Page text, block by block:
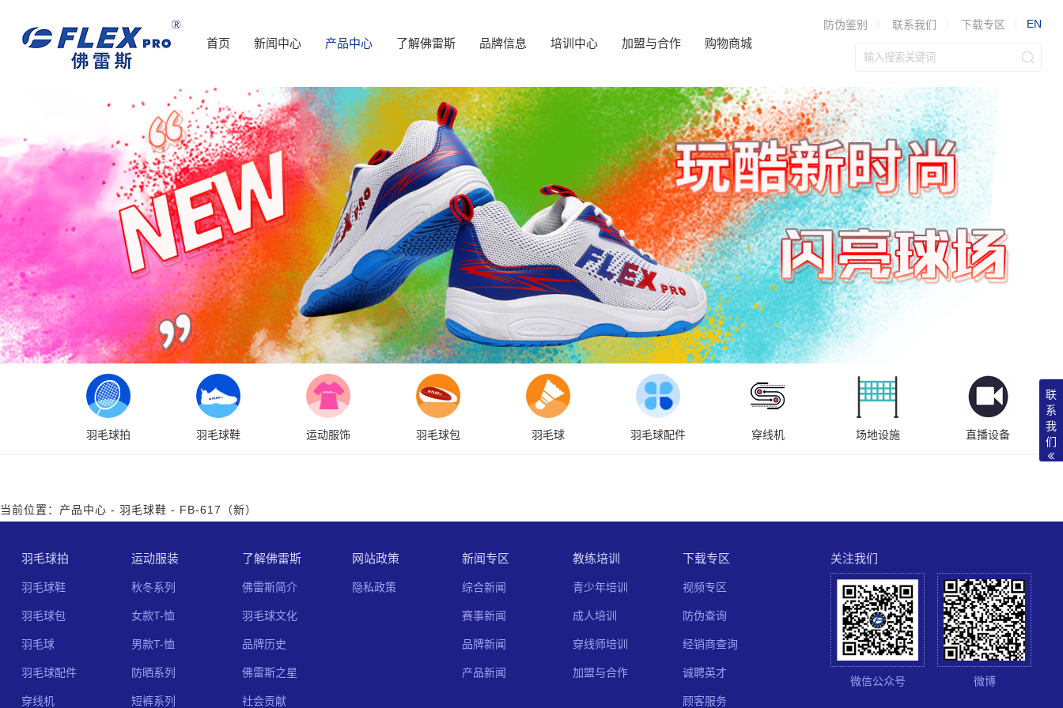
防伪鉴别 联系我们 下载专区 EN
首页 新闻中心 产品中心 了解佛雷斯 品牌信息 培训中心 加盟与合作 购物商城
羽毛球拍 羽毛球鞋 运动服饰 羽毛球包 羽毛球 羽毛球配件 穿线机 场地设施 直播设备
当前位置： 产品中心 - 羽毛球鞋 - FB-617（新）
关注我们
微信公众号 微博
羽毛球拍
羽毛球鞋
羽毛球包
羽毛球
羽毛球配件
穿线机
运动服装
秋冬系列
女款T-恤
男款T-恤
防晒系列
短裤系列
了解佛雷斯
佛雷斯简介
羽毛球文化
品牌历史
佛雷斯之星
社会贡献
网站政策
隐私政策
新闻专区
综合新闻
赛事新闻
品牌新闻
产品新闻
教练培训
青少年培训
成人培训
穿线师培训
加盟与合作
下载专区
视频专区
防伪查询
经销商查询
诚聘英才
顾客服务
联
系
我
们